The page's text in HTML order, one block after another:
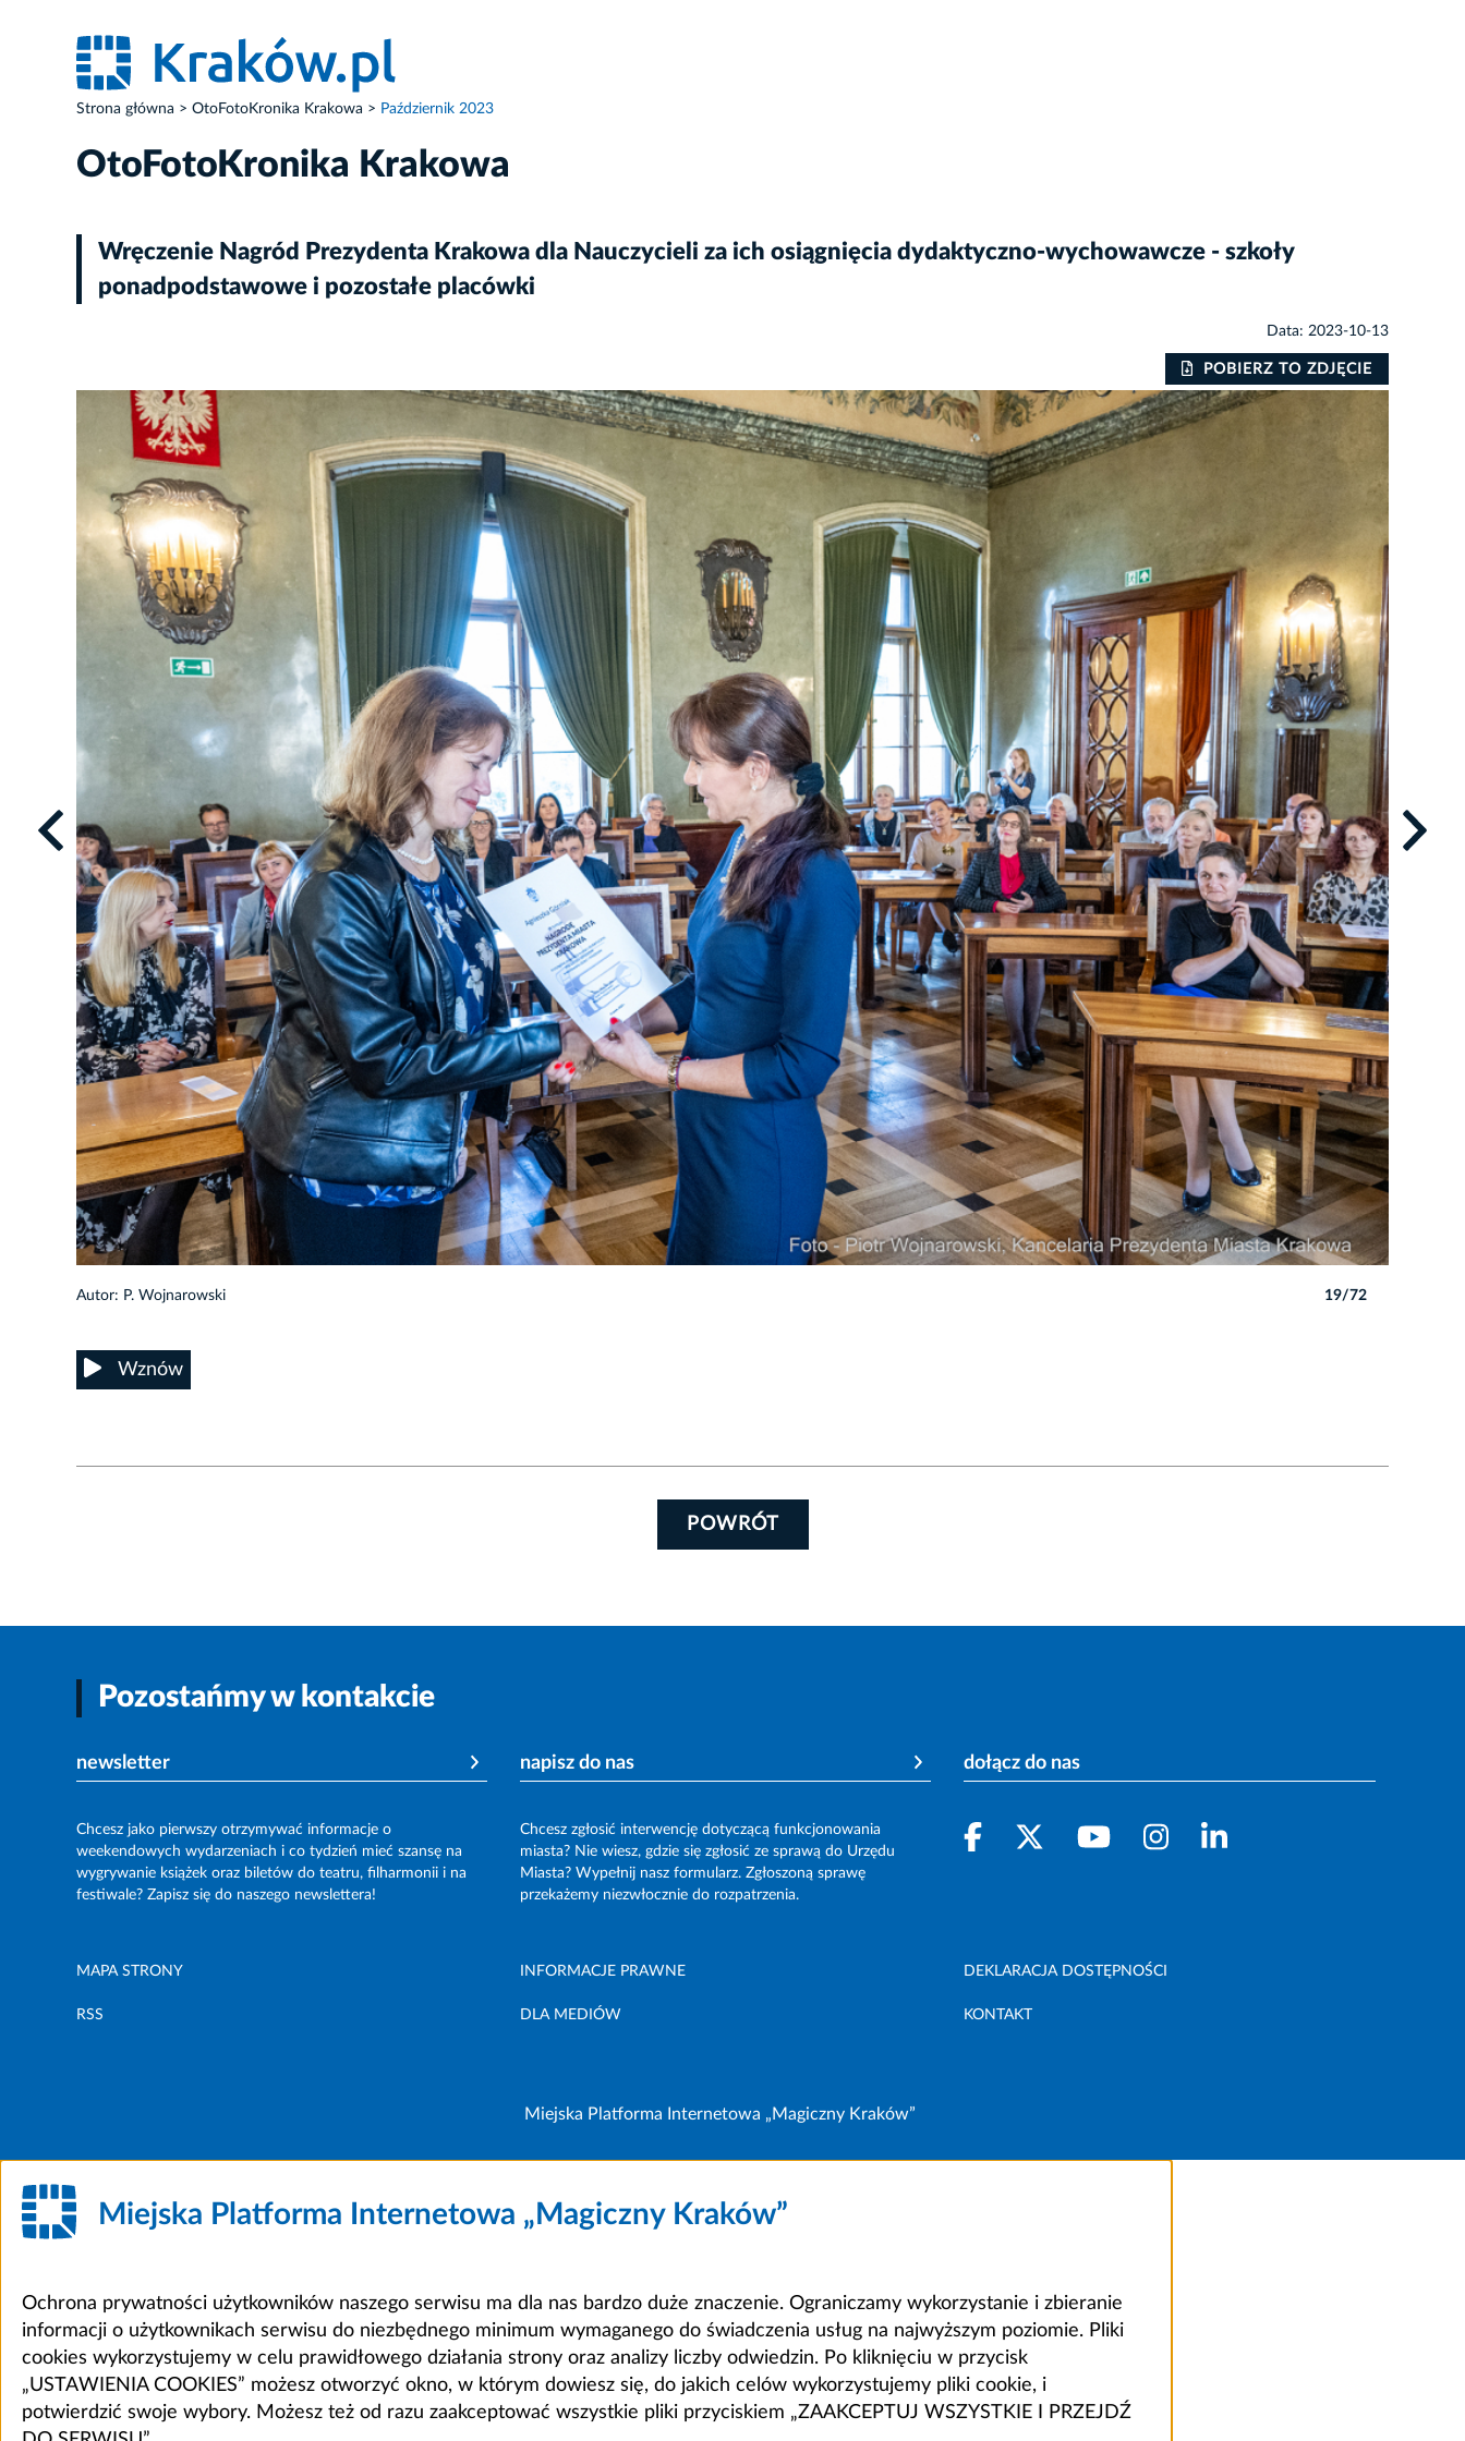
Strona główna OtoFotoKronika Krakowa Październik 2023
OtoFotoKronika Krakowa
Wręczenie Nagród Prezydenta Krakowa dla Nauczycieli za ich osiągnięcia dydaktyczno-wychowawcze - szkoły
ponadpodstawowe i pozostałe placówki
Data: 2023-10-13
POBIERZ TO ZDJĘCIE
Autor: P. Wojnarowski 19/72
Wznów
POWRÓT
Pozostańmy w kontakcie
newsletter
Chcesz jako pierwszy otrzymywać informacje o
weekendowych wydarzeniach i co tydzień mieć szansę na
wygrywanie książek oraz biletów do teatru, filharmonii i na
festiwale? Zapisz się do naszego newslettera!
napisz do nas
Chcesz zgłosić interwencję dotyczącą funkcjonowania
miasta? Nie wiesz, gdzie się zgłosić ze sprawą do Urzędu
Miasta? Wypełnij nasz formularz. Zgłoszoną sprawę
przekażemy niezwłocznie do rozpatrzenia.
dołącz do nas
MAPA STRONY INFORMACJE PRAWNE DEKLARACJA DOSTĘPNOŚCI
RSS DLA MEDIÓW KONTAKT
Miejska Platforma Internetowa „Magiczny Kraków”
Miejska Platforma Internetowa „Magiczny Kraków”
Ochrona prywatności użytkowników naszego serwisu ma dla nas bardzo duże znaczenie. Ograniczamy wykorzystanie i zbieranie
informacji o użytkownikach serwisu do niezbędnego minimum wymaganego do świadczenia usług na najwyższym poziomie. Pliki
cookies wykorzystujemy w celu prawidłowego działania strony oraz analizy liczby odwiedzin. Po kliknięciu w przycisk
„USTAWIENIA COOKIES” możesz otworzyć okno, w którym dowiesz się, do jakich celów wykorzystujemy pliki cookie, i
potwierdzić swoje wybory. Możesz też od razu zaakceptować wszystkie pliki przyciskiem „ZAAKCEPTUJ WSZYSTKIE I PRZEJDŹ